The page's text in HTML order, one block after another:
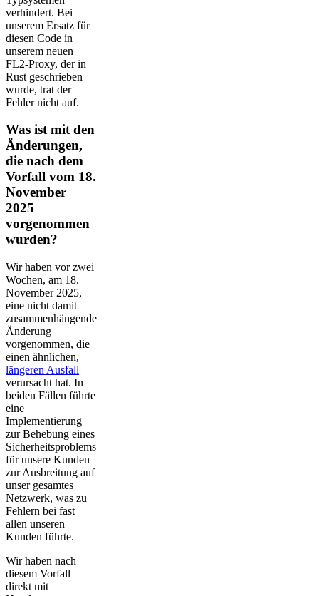
verhindert. Bei
unserem Ersatz für
diesen Code in
unserem neuen
FL2-Proxy, der in
Rust geschrieben
wurde, trat der
Fehler nicht auf.
Was ist mit den
Änderungen,
die nach dem
Vorfall vom 18.
November
2025
vorgenommen
wurden?
Wir haben vor zwei
Wochen, am 18.
November 2025,
eine nicht damit
zusammenhängende
Änderung
vorgenommen, die
einen ähnlichen,
längeren Ausfall
verursacht hat. In
beiden Fällen führte
eine
Implementierung
zur Behebung eines
Sicherheitsproblems
für unsere Kunden
zur Ausbreitung auf
unser gesamtes
Netzwerk, was zu
Fehlern bei fast
allen unseren
Kunden führte.
Wir haben nach
diesem Vorfall
direkt mit